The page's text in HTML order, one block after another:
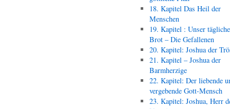
18. Kapitel Das Heil der
Menschen
19. Kapitel : Unser
Brot – Die Gefallenen
20. Kapitel: Joshua der
21. Kapitel – Joshua der
Barmherzige
22. Kapitel: Der liebende
vergebende Gott-Mensch
23. Kapitel: Joshua, Herr